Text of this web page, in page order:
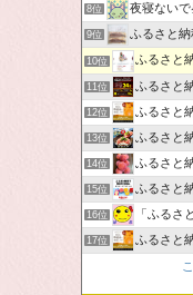
8位 夜寝ない
9位 ふるさと
10位 ふるさと
11位 ふるさと
12位 ふるさと
13位 ふるさと
14位 ふるさと
15位 ふるさと
16位 「ふるさ
17位
ふるさと